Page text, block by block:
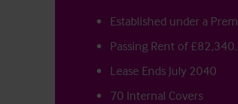
Established under a
Passing Rent of
Lease Ends July 2040
70 Internal Covers